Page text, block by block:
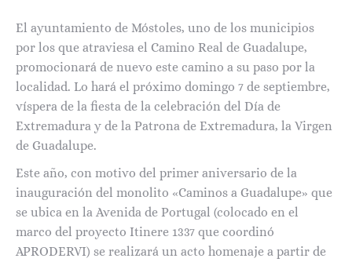
El ayuntamiento de Móstoles, uno de los municipios
por los que atraviesa el Camino Real de Guadalupe,
promocionará de nuevo este camino a su paso por la
localidad. Lo hará el próximo domingo 7 de septiembre,
víspera de la fiesta de la celebración del Día de
Extremadura y de la Patrona de Extremadura, la Virgen
de Guadalupe.
Este año, con motivo del primer aniversario de la
inauguración del monolito «Caminos a Guadalupe» que
se ubica en la Avenida de Portugal (colocado en el
marco del proyecto Itinere 1337 que coordinó
APRODERVI) se realizará un acto homenaje a partir de